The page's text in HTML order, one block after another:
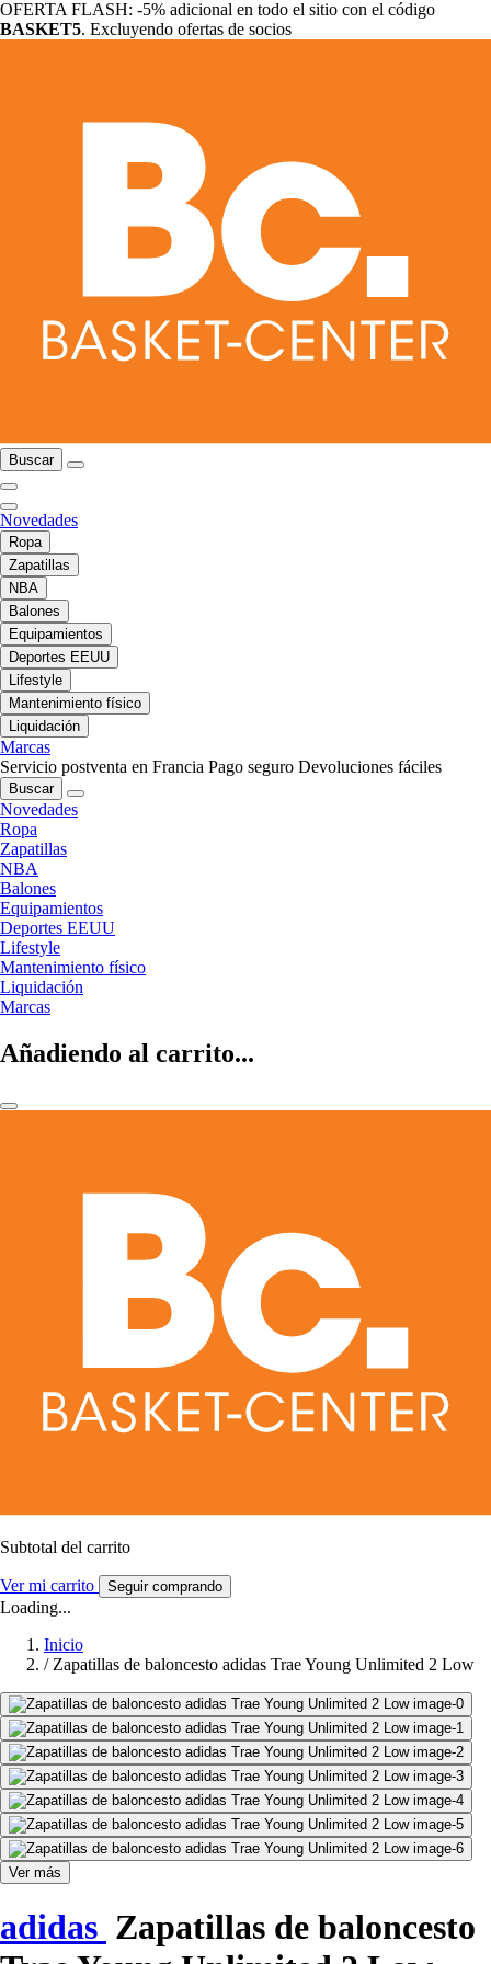
OFERTA FLASH: -5% adicional en todo el sitio con el código
BASKET5. Excluyendo ofertas de socios
Buscar
Novedades
Ropa
Zapatillas
NBA
Balones
Equipamientos
Deportes EEUU
Lifestyle
Mantenimiento físico
Liquidación
Marcas
Servicio postventa en Francia Pago seguro Devoluciones fáciles
Buscar
Novedades
Ropa
Zapatillas
NBA
Balones
Equipamientos
Deportes EEUU
Lifestyle
Mantenimiento físico
Liquidación
Marcas
Añadiendo al carrito...
Subtotal del carrito
Ver mi carrito Seguir comprando
Loading...
Inicio
/ Zapatillas de baloncesto adidas Trae Young Unlimited 2 Low
Ver más
adidas Zapatillas de baloncesto